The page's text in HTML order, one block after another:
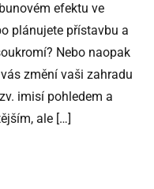
efektu ve
plánujete přístavbu a
Nebo naopak
změní vaši zahradu
imisí pohledem a
ale […]